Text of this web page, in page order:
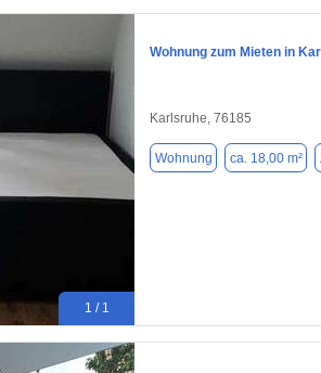
1 / 1
Wohnung zum Mieten in
Karlsruhe, 76185
Wohnung ca. 18,00 m²